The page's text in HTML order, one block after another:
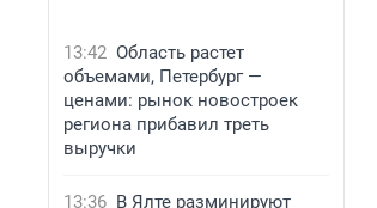
13:42 Область растет
объемами, Петербург —
ценами: рынок новостроек
региона прибавил треть
выручки
13:36 В Ялте разминируют